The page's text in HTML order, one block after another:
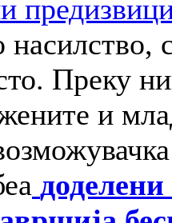
Преку
и